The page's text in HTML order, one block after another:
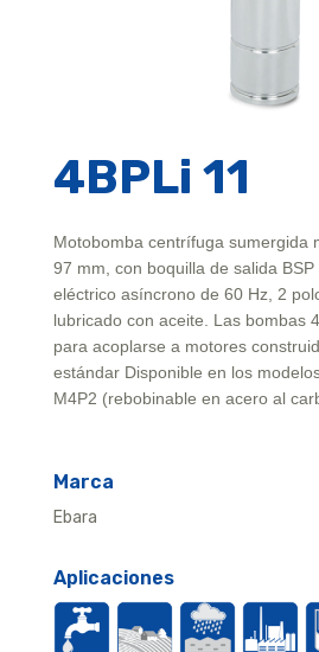
4BPLi 11
Motobomba centrífuga sumergida
97 mm, con boquilla de salida
eléctrico asíncrono de 60 Hz, 2
lubricado con aceite. Las bombas
para acoplarse a motores
estándar Disponible en los
M4P2 (rebobinable en acero al
Marca
Ebara
Aplicaciones